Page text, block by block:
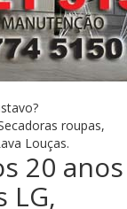
roupas,
Louças.
20 anos
LG,